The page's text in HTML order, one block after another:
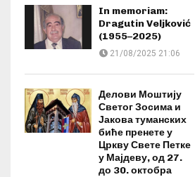
In memoriam:
Dragutin Veljković
(1955–2025)
21/08/2025 21:06
Делови Моштију
Светог Зосима и
Јакова туманских
биће пренете у
Цркву Свете Петке
у Мајдеву, од 27.
до 30. октобра